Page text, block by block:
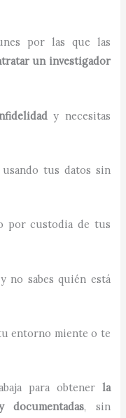
por las que las
un investigador
y necesitas
usando tus datos sin
por custodia de tus
no sabes quién está
entorno miente o te
para obtener la
, sin